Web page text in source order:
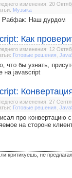
изменения: 20
Музыка
Рабфак: Наш дурдом
Как
изменения: 12
Готовые решения
что бы узнать,
на javascript
изменения: 27
Готовые решения
про конвертацию
на стороне
критикуешь, не